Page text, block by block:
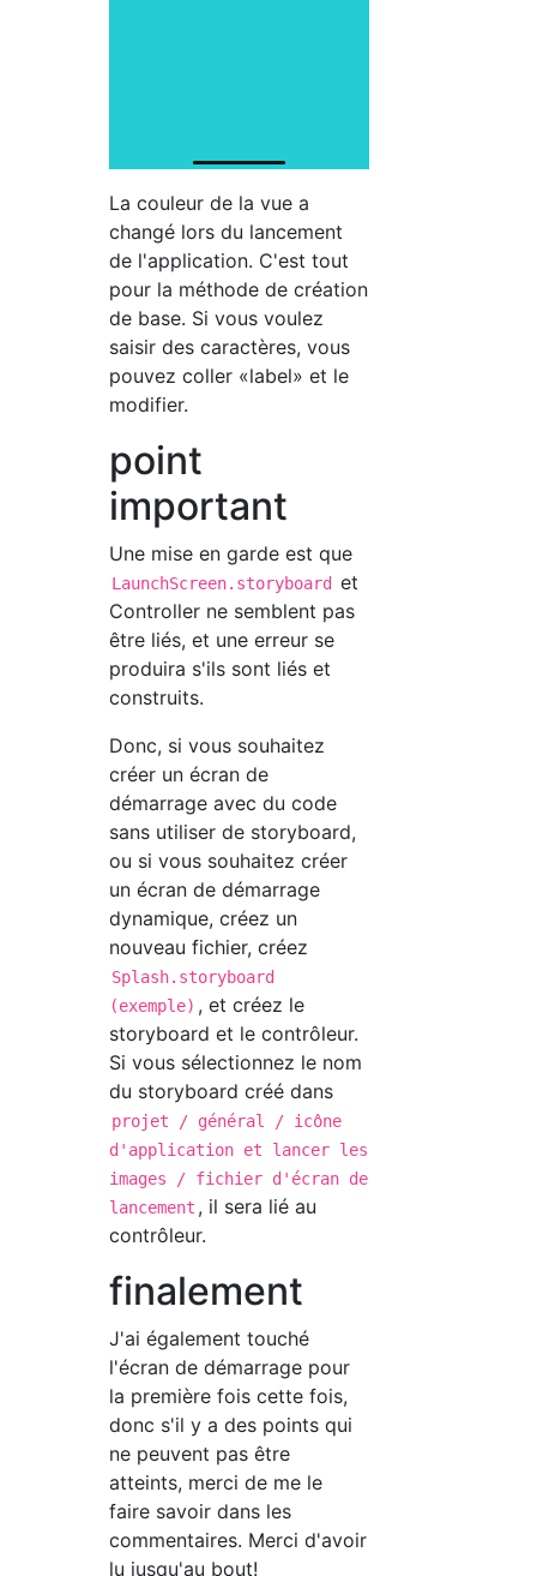
La couleur de la vue a
changé lors du lancement
de l'application. C'est tout
pour la méthode de création
de base. Si vous voulez
saisir des caractères, vous
pouvez coller «label» et le
modifier.
point
important
Une mise en garde est que
LaunchScreen.storyboard et
Controller ne semblent pas
être liés, et une erreur se
produira s'ils sont liés et
construits.
Donc, si vous souhaitez
créer un écran de
démarrage avec du code
sans utiliser de storyboard,
ou si vous souhaitez créer
un écran de démarrage
dynamique, créez un
nouveau fichier, créez
Splash.storyboard
(exemple) , et créez le
storyboard et le contrôleur.
Si vous sélectionnez le nom
du storyboard créé dans
projet / général / icône
d'application et lancer les
images / fichier d'écran de
lancement , il sera lié au
contrôleur.
finalement
J'ai également touché
l'écran de démarrage pour
la première fois cette fois,
donc s'il y a des points qui
ne peuvent pas être
atteints, merci de me le
faire savoir dans les
commentaires. Merci d'avoir
lu jusqu'au bout!